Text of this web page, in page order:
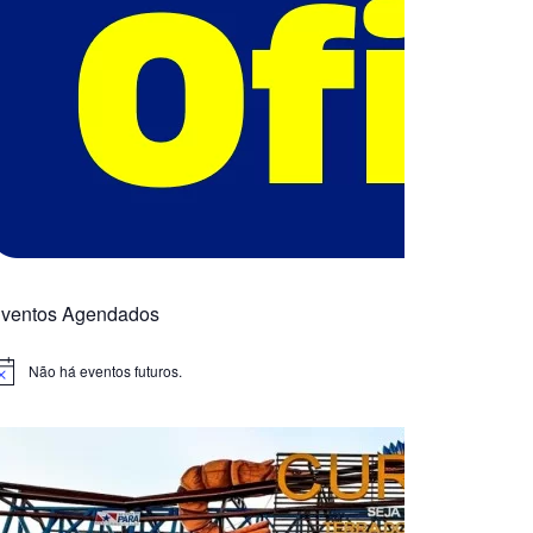
Agendados
Não há eventos futuros.